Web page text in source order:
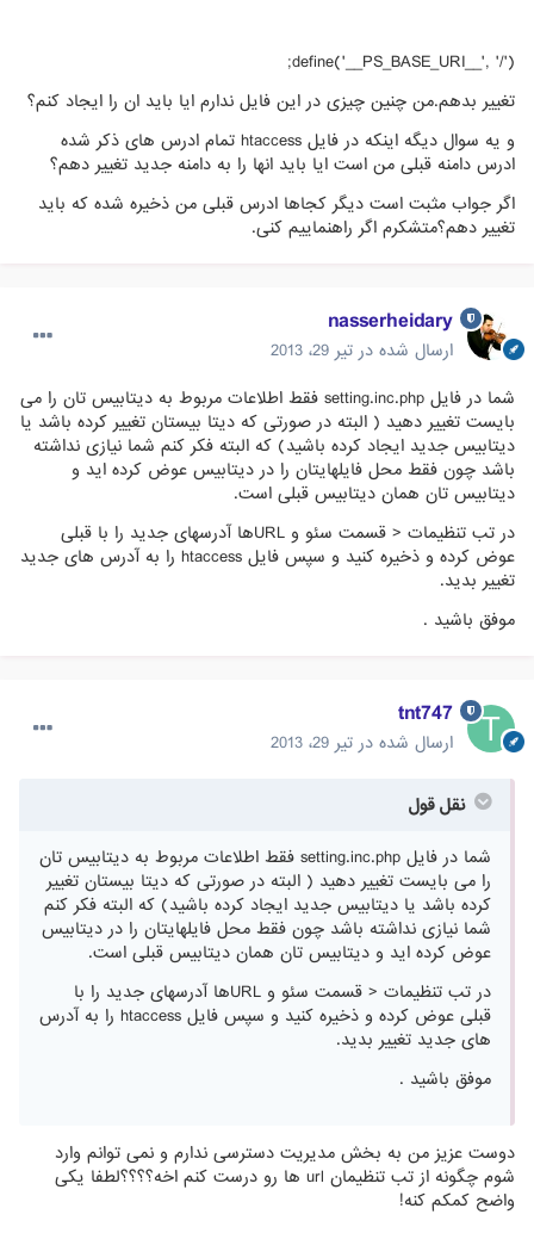
define('__PS_BASE_URI__', '/');
تغییر بدهم.من چنین چیزی در این فایل ندارم ایا باید ان را ایجاد کنم؟
و یه سوال دیگه اینکه در فایل htaccess تمام ادرس های ذکر شده
ادرس دامنه قبلی من است ایا باید انها را به دامنه جدید تغییر دهم؟
اگر جواب مثبت است دیگر کجاها ادرس قبلی من ذخیره شده که باید
تغییر دهم؟متشکرم اگر راهنماییم کنی.
nasserheidary
ارسال شده در تیر 29، 2013
شما در فایل setting.inc.php فقط اطلاعات مربوط به دیتابیس تان را می
بایست تغییر دهید ( البته در صورتی که دیتا بیستان تغییر کرده باشد یا
دیتابیس جدید ایجاد کرده باشید) که البته فکر کنم شما نیازی نداشته
باشد چون فقط محل فایلهایتان را در دیتابیس عوض کرده اید و
دیتابیس تان همان دیتابیس قبلی است.
در تب تنظیمات < قسمت سئو و URLها آدرسهای جدید را با قبلی
عوض کرده و ذخیره کنید و سپس فایل htaccess را به آدرس های جدید
تغییر بدید.
موفق باشید .
tnt747
ارسال شده در تیر 29، 2013
نقل قول
شما در فایل setting.inc.php فقط اطلاعات مربوط به دیتابیس تان
را می بایست تغییر دهید ( البته در صورتی که دیتا بیستان تغییر
کرده باشد یا دیتابیس جدید ایجاد کرده باشید) که البته فکر کنم
شما نیازی نداشته باشد چون فقط محل فایلهایتان را در دیتابیس
عوض کرده اید و دیتابیس تان همان دیتابیس قبلی است.
در تب تنظیمات < قسمت سئو و URLها آدرسهای جدید را با
قبلی عوض کرده و ذخیره کنید و سپس فایل htaccess را به آدرس
های جدید تغییر بدید.
موفق باشید .
دوست عزیز من به بخش مدیریت دسترسی ندارم و نمی توانم وارد
شوم چگونه از تب تنظیمان url ها رو درست کنم اخه؟؟؟؟لطفا یکی
واضح کمکم کنه!